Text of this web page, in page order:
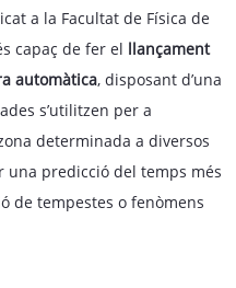
a la Facultat de Física de
capaç de fer el llançament
automàtica, disposant d’una
s’utilitzen per a
determinada a diversos
predicció del temps més
de tempestes o fenòmens